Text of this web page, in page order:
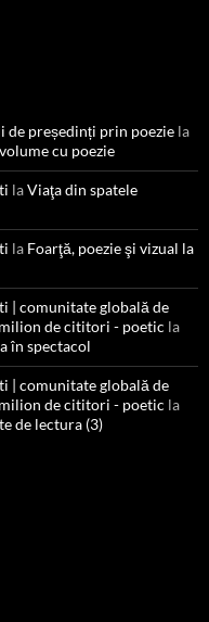
de președinți prin poezie la
cu poezie
laViaţa din spatele
la Foarţă, poezie şi vizual la
| comunitate globală de
de cititori - poetic la
în spectacol
| comunitate globală de
de cititori - poetic la
de lectura (3)